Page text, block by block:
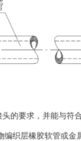
，并能与符合
橡胶软管或金属